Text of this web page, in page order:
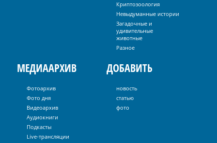
Криптозоология
Невыдуманные истории
Загадочные и
удивительные
животные
Разное
МЕДИААРХИВ
Фотоархив
Фото дня
Видеоархив
Аудиокниги
Подкасты
Live-трансляции
ДОБАВИТЬ
новость
статью
фото